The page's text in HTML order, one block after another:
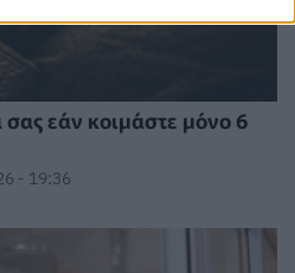
εάν κοιμάστε μόνο 6
- 19:36